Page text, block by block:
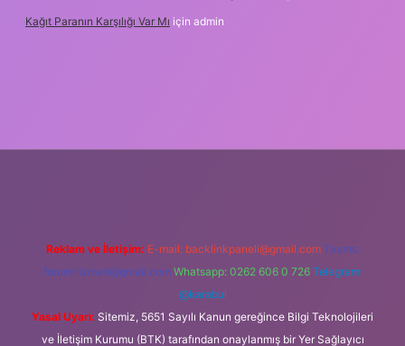
Kağıt Paranın Karşılığı Var Mı için admin
Reklam ve İletişim: E-mail: backlinkpaneli@gmail.com Teams:
forumhizmeti@gmail.com Whatsapp: 0262 606 0 726 Telegram:
@karabul
Yasal Uyarı: Sitemiz, 5651 Sayılı Kanun gereğince Bilgi Teknolojileri
ve İletişim Kurumu (BTK) tarafından onaylanmış bir Yer Sağlayıcı